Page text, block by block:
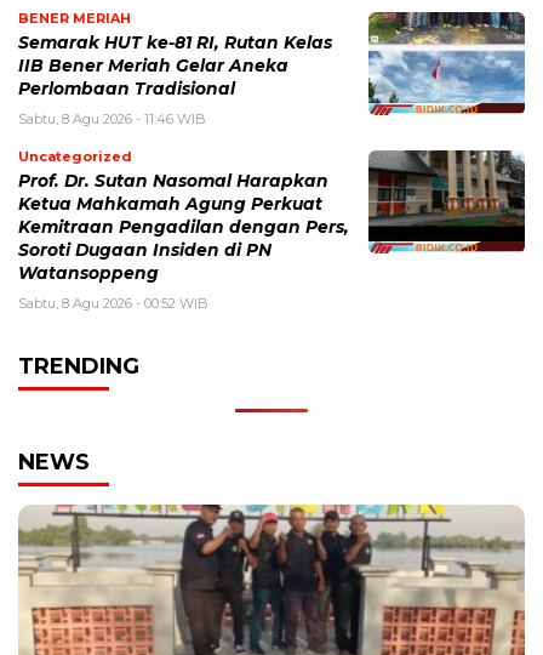
BENER MERIAH
Semarak HUT ke-81 RI, Rutan Kelas
IIB Bener Meriah Gelar Aneka
Perlombaan Tradisional
Sabtu, 8 Agu 2026 - 11:46 WIB
Uncategorized
Prof. Dr. Sutan Nasomal Harapkan
Ketua Mahkamah Agung Perkuat
Kemitraan Pengadilan dengan Pers,
Soroti Dugaan Insiden di PN
Watansoppeng
Sabtu, 8 Agu 2026 - 00:52 WIB
TRENDING
NEWS